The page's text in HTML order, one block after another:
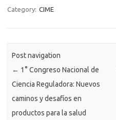
Category: CIME
Post navigation
← 1° Congreso Nacional de
Ciencia Reguladora: Nuevos
caminos y desafíos en
productos para la salud